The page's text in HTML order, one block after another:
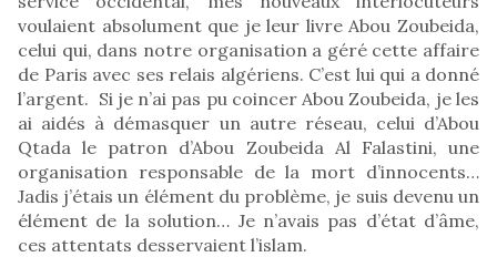
voulaient absolument que je leur livre Abou Zoubeida,
celui qui, dans notre organisation a géré cette affaire
de Paris avec ses relais algériens. C’est lui qui a donné
l’argent. Si je n’ai pas pu coincer Abou Zoubeida, je les
ai aidés à démasquer un autre réseau, celui d’Abou
Qtada le patron d’Abou Zoubeida Al Falastini, une
organisation responsable de la mort d’innocents…
Jadis j’étais un élément du problème, je suis devenu un
élément de la solution… Je n’avais pas d’état d’âme,
ces attentats desservaient l’islam.